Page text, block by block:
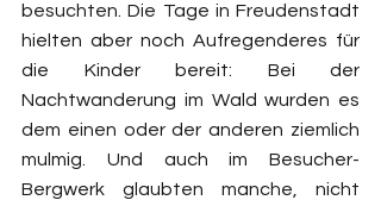
besuchten. Die Tage in Freudenstadt
hielten aber noch Aufregenderes für
die Kinder bereit: Bei der
Nachtwanderung im Wald wurden es
dem einen oder der anderen ziemlich
mulmig. Und auch im Besucher-
Bergwerk glaubten manche, nicht